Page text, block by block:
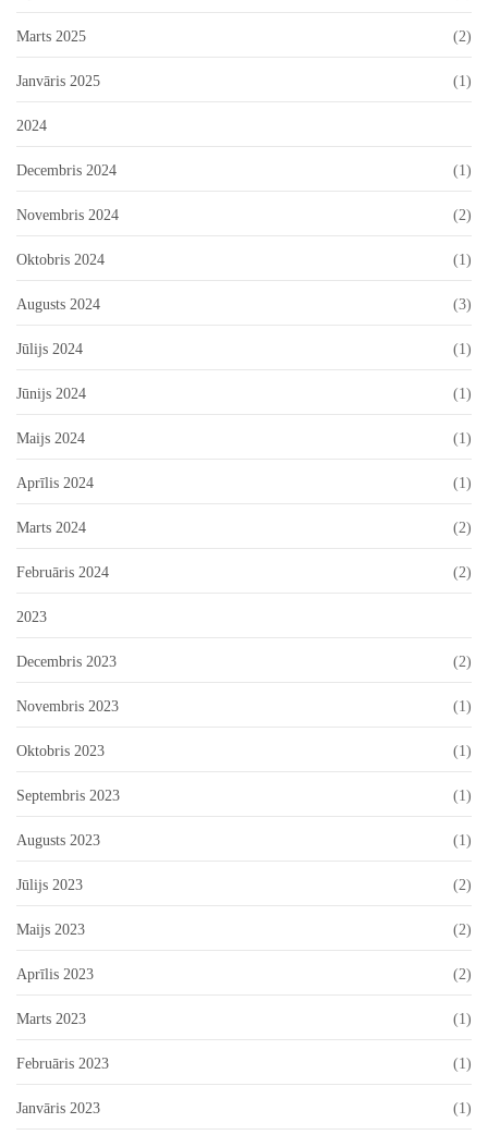
Marts 2025 (2)
Janvāris 2025 (1)
2024
Decembris 2024 (1)
Novembris 2024 (2)
Oktobris 2024 (1)
Augusts 2024 (3)
Jūlijs 2024 (1)
Jūnijs 2024 (1)
Maijs 2024 (1)
Aprīlis 2024 (1)
Marts 2024 (2)
Februāris 2024 (2)
2023
Decembris 2023 (2)
Novembris 2023 (1)
Oktobris 2023 (1)
Septembris 2023 (1)
Augusts 2023 (1)
Jūlijs 2023 (2)
Maijs 2023 (2)
Aprīlis 2023 (2)
Marts 2023 (1)
Februāris 2023 (1)
Janvāris 2023 (1)